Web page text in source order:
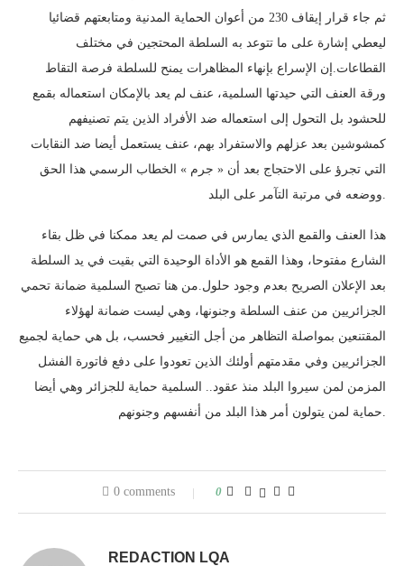
ثم جاء قرار إيقاف 230 من أعوان الحماية المدنية ومتابعتهم قضائيا
ليعطي إشارة على ما تتوعد به السلطة المحتجين في مختلف
القطاعات.إن الإسراع بإنهاء المظاهرات يمنح للسلطة فرصة التقاط
ورقة العنف التي حيدتها السلمية، عنف لم يعد بالإمكان استعماله بقمع
للحشود بل التحول إلى استعماله ضد الأفراد الذين يتم تصنيفهم
كمشوشين بعد عزلهم والاستفراد بهم، عنف يستعمل أيضا ضد النقابات
التي تجرؤ على الاحتجاج بعد أن « جرم » الخطاب الرسمي هذا الحق
ووضعه في مرتبة التآمر على البلد.
هذا العنف والقمع الذي يمارس في صمت لم يعد ممكنا في ظل بقاء
الشارع مفتوحا، وهذا القمع هو الأداة الوحيدة التي بقيت في يد السلطة
بعد الإعلان الصريح بعدم وجود حلول.من هنا تصبح السلمية ضمانة تحمي
الجزائريين من عنف السلطة وجنونها، وهي ليست ضمانة لهؤلاء
المقتنعين بمواصلة التظاهر من أجل التغيير فحسب، بل هي حماية لجميع
الجزائريين وفي مقدمتهم أولئك الذين تعودوا على دفع فاتورة الفشل
المزمن لمن سيروا البلد منذ عقود.. السلمية حماية للجزائر وهي أيضا
حماية لمن يتولون أمر هذا البلد من أنفسهم وجنونهم.
0 comments 0
REDACTION LQA